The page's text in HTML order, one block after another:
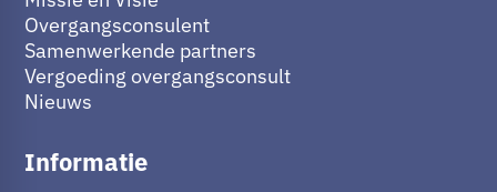
Overgangsconsulent
Samenwerkende partners
Vergoeding overgangsconsult
Nieuws
Informatie